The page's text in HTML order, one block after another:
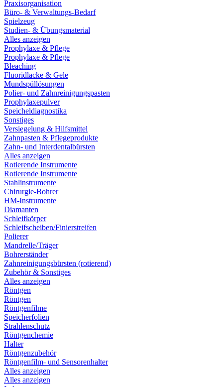
Praxisorganisation
Büro- & Verwaltungs-Bedarf
Spielzeug
Studien- & Übungsmaterial
Alles anzeigen
Prophylaxe & Pflege
Prophylaxe & Pflege
Bleaching
Fluoridlacke & Gele
Mundspüllösungen
Polier- und Zahnreinigungspasten
Prophylaxepulver
Speicheldiagnostika
Sonstiges
Versiegelung & Hilfsmittel
Zahnpasten & Pflegeprodukte
Zahn- und Interdentalbürsten
Alles anzeigen
Rotierende Instrumente
Rotierende Instrumente
Stahlinstrumente
Chirurgie-Bohrer
HM-Instrumente
Diamanten
Schleifkörper
Schleifscheiben/Finierstreifen
Polierer
Mandrelle/Träger
Bohrerständer
Zahnreinigungsbürsten (rotierend)
Zubehör & Sonstiges
Alles anzeigen
Röntgen
Röntgen
Röntgenfilme
Speicherfolien
Strahlenschutz
Röntgenchemie
Halter
Röntgenzubehör
Röntgenfilm- und Sensorenhalter
Alles anzeigen
Alles anzeigen